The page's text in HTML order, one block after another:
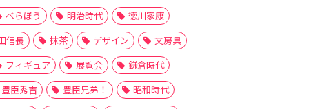
べらぼう
明治時代
徳川家康
信長
抹茶 デザイン
文房具
フィギュア
展覧会
鎌倉時代
豊臣秀吉
豊臣兄弟！
昭和時代